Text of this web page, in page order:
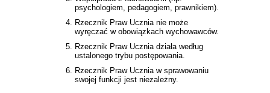
psychologiem, pedagogiem, prawnikiem).
Rzecznik Praw Ucznia nie może
wyręczać w obowiązkach wychowawców.
Rzecznik Praw Ucznia działa według
ustalonego trybu postępowania.
Rzecznik Praw Ucznia w sprawowaniu
swojej funkcji jest niezależny.